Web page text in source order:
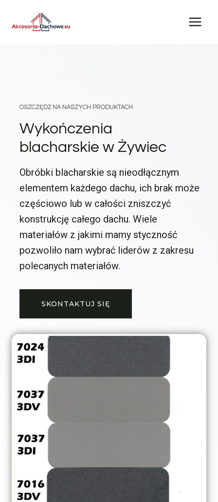
OSZCZĘDŹ NA NASZYCH PRODUKTACH
Wykończenia
blacharskie w Żywiec
Obróbki blacharskie są nieodłącznym
elementem każdego dachu, ich brak może
częściowo lub w całości zniszczyć
konstrukcję całego dachu. Wiele
materiałów z jakimi mamy styczność
pozwoliło nam wybrać liderów z zakresu
polecanych materiałów.
SKONTAKTUJ SIĘ